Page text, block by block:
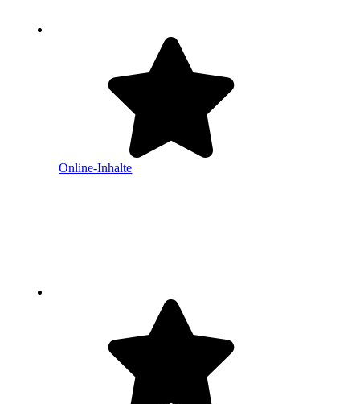
Online-Inhalte